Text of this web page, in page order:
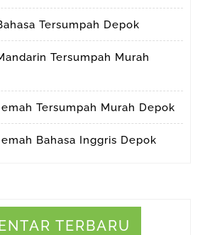
Tersumpah Depok
Tersumpah Murah
Tersumpah Murah Depok
Bahasa Inggris Depok
TERBARU